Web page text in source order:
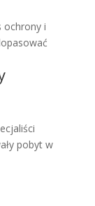
ochrony i
pobyt w